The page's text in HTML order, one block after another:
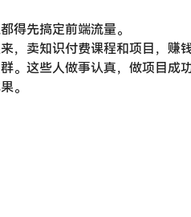
得先搞定前端流量。
，卖知识付费课程和项目，赚
。这些人做事认真，做项目成
。